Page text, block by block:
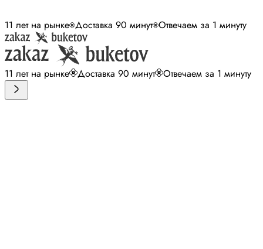
11 лет на рынке Доставка 90 минут Отвечаем за 1 минуту
11 лет на рынке Доставка 90 минут Отвечаем за 1 минуту